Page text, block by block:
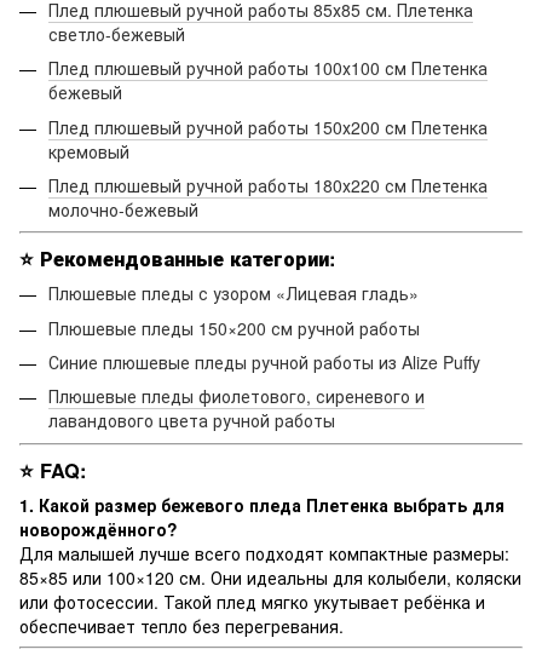
Плед плюшевый ручной работы 85х85 см. Плетенка
светло-бежевый
Плед плюшевый ручной работы 100х100 см Плетенка
бежевый
Плед плюшевый ручной работы 150х200 см Плетенка
кремовый
Плед плюшевый ручной работы 180х220 см Плетенка
молочно-бежевый
⭐ Рекомендованные категории:
Плюшевые пледы с узором «Лицевая гладь»
Плюшевые пледы 150×200 см ручной работы
Синие плюшевые пледы ручной работы из Alize Puffy
Плюшевые пледы фиолетового, сиреневого и
лавандового цвета ручной работы
⭐ FAQ:
1. Какой размер бежевого пледа Плетенка выбрать для
новорождённого?
Для малышей лучше всего подходят компактные размеры:
85×85 или 100×120 см. Они идеальны для колыбели, коляски
или фотосессии. Такой плед мягко укутывает ребёнка и
обеспечивает тепло без перегревания.